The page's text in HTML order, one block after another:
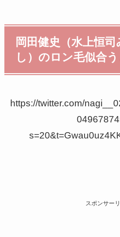
岡田健史（水上恒
し）のロン毛似合
https://twitter.com/
スポンサー